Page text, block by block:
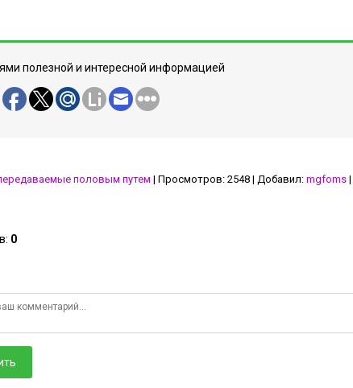
полезной и интересной информацией
половым путем | Просмотров: 2548 | Добавил: mgfoms |
: 0